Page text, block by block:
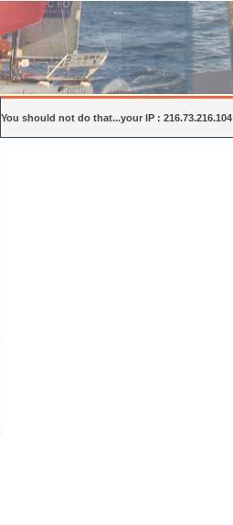
You should not do that...your IP : 216.73.216.104